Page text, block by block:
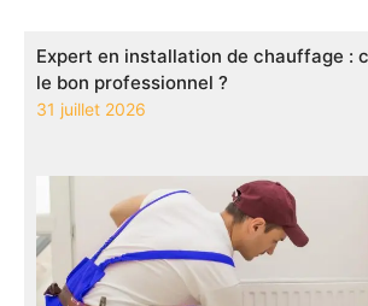
Expert en installation de chauffage :
le bon professionnel ?
31 juillet 2026